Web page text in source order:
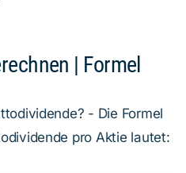
| Formel
- Die Formel
pro Aktie lautet: